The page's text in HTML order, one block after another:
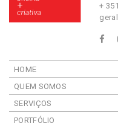
+
HOME
QUEM SOMOS
SERVIÇOS
PORTFÓLIO